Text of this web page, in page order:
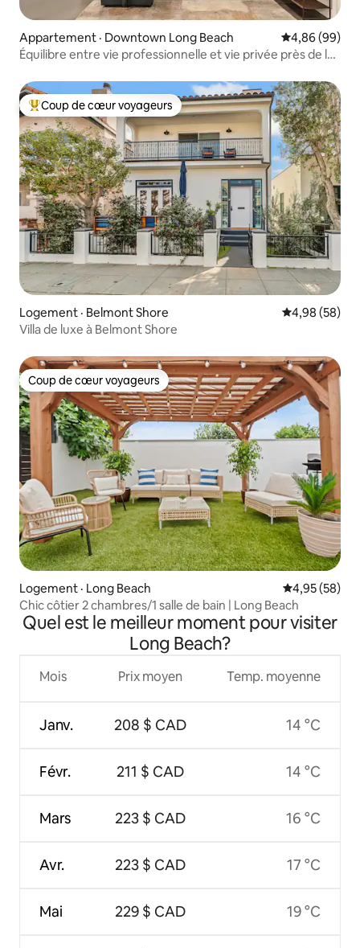
Appartement · Downtown Long Beach Note
4,86 (99)
Équilibre entre vie professionnelle et vie privée près de la
Coup de cœur voyageurs parmi les plus aimés
Coup de cœur voyageurs
Logement · Belmont Shore Note
4,98 (58)
Villa de luxe à Belmont Shore
Coup de cœur voyageurs
Coup de cœur voyageurs
Logement · Long Beach Note
4,95 (58)
Chic côtier 2 chambres/1 salle de bain | Long Beach
Quel est le meilleur moment pour visiter
Long Beach?
Mois
Janv.
Févr.
Mars
Avr.
Mai
Prix moyen
208 $ CAD
211 $ CAD
223 $ CAD
223 $ CAD
229 $ CAD
Temp. moyenne
14 °C
14 °C
16 °C
17 °C
19 °C